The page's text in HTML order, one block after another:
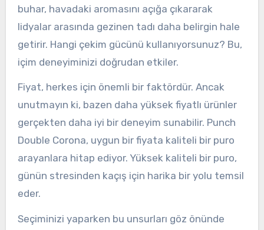
buhar, havadaki aromasını açığa çıkararak
lidyalar arasında gezinen tadı daha belirgin hale
getirir. Hangi çekim gücünü kullanıyorsunuz? Bu,
içim deneyiminizi doğrudan etkiler.
Fiyat, herkes için önemli bir faktördür. Ancak
unutmayın ki, bazen daha yüksek fiyatlı ürünler
gerçekten daha iyi bir deneyim sunabilir. Punch
Double Corona, uygun bir fiyata kaliteli bir puro
arayanlara hitap ediyor. Yüksek kaliteli bir puro,
günün stresinden kaçış için harika bir yolu temsil
eder.
Seçiminizi yaparken bu unsurları göz önünde